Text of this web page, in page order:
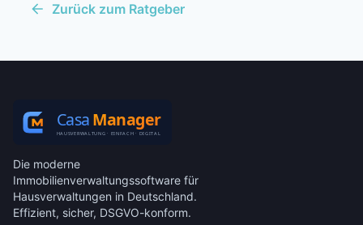
Zurück zum Ratgeber
Die moderne
Immobilienverwaltungssoftware für
Hausverwaltungen in Deutschland.
Effizient, sicher, DSGVO-konform.